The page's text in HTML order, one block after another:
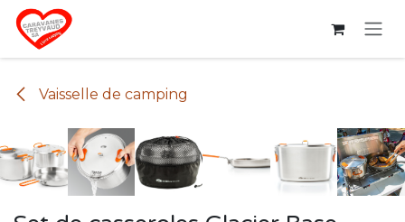
Se rendre au contenu
Vaisselle de camping